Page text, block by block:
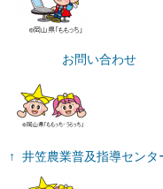
お問い合わせ
↑ 井笠農業普及指導セン